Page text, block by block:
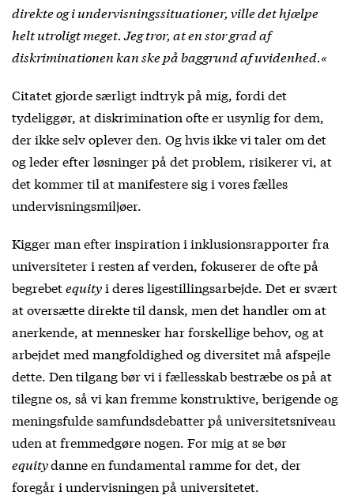
direkte og i undervisningssituationer, ville det hjælpe
helt utroligt meget. Jeg tror, at en stor grad af
diskriminationen kan ske på baggrund af uvidenhed.«
Citatet gjorde særligt indtryk på mig, fordi det
tydeliggør, at diskrimination ofte er usynlig for dem,
der ikke selv oplever den. Og hvis ikke vi taler om det
og leder efter løsninger på det problem, risikerer vi, at
det kommer til at manifestere sig i vores fælles
undervisningsmiljøer.
Kigger man efter inspiration i inklusionsrapporter fra
universiteter i resten af verden, fokuserer de ofte på
begrebetequityi deres ligestillingsarbejde. Det er svært
at oversætte direkte til dansk, men det handler om at
anerkende, at mennesker har forskellige behov, og at
arbejdet med mangfoldighed og diversitet må afspejle
dette. Den tilgang bør vi i fællesskab bestræbe os på at
tilegne os, så vi kan fremme konstruktive, berigende og
meningsfulde samfundsdebatter på universitetsniveau
uden at fremmedgøre nogen. For mig at se bør
equitydanne en fundamental ramme for det, der
foregår i undervisningen på universitetet.